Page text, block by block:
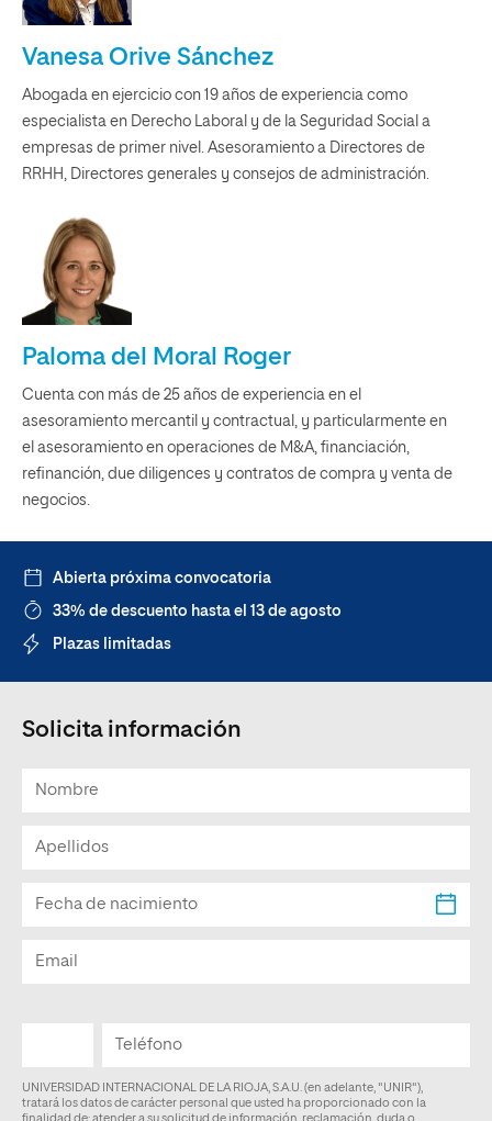
Vanesa Orive Sánchez
Abogada en ejercicio con 19 años de experiencia como
especialista en Derecho Laboral y de la Seguridad Social a
empresas de primer nivel. Asesoramiento a Directores de
RRHH, Directores generales y consejos de administración.
Paloma del Moral Roger
Cuenta con más de 25 años de experiencia en el
asesoramiento mercantil y contractual, y particularmente en
el asesoramiento en operaciones de M&A, financiación,
refinanción, due diligences y contratos de compra y venta de
negocios.
Abierta próxima convocatoria
33% de descuento hasta el 13 de agosto
Plazas limitadas
Solicita información